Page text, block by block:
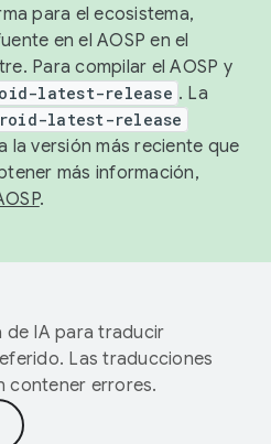
para el ecosistema,
en el AOSP en el
Para compilar el AOSP y
latest-release . La
latest-release
la versión más reciente que
más información,
.
de IA para traducir
Las traducciones
contener errores.